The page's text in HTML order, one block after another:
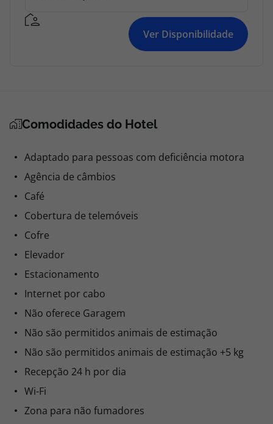
Ver Disponibilidade
Comodidades do Hotel
Adaptado para pessoas com deficiência motora
Agência de câmbios
Café
Cobertura de telemóveis
Cofre
Elevador
Estacionamento
Internet por cabo
Não oferece Garagem
Não são permitidos animais de estimação
Não são permitidos animais de estimação +5 kg
Recepção 24 h por dia
Wi-Fi
Zona para não fumadores